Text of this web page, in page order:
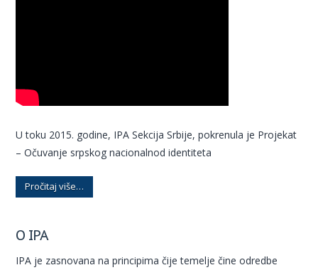
U toku 2015. godine, IPA Sekcija Srbije, pokrenula je Projekat
– Očuvanje srpskog nacionalnod identiteta
Pročitaj više…
O IPA
IPA je zasnovana na principima čije temelje čine odredbe